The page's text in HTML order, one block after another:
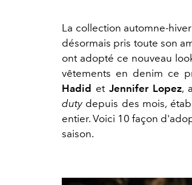
La collection automne-
désormais pris toute son
ont adopté ce nouveau
vêtements en denim ce
Hadid et Jennifer Lopez,
dutydepuis des mois,
entier. Voici 10 façon
saison.